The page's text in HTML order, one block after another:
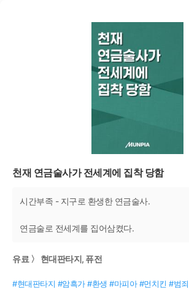
천재 연금술사가 전세계에 집착 당함
시간부족 - 지구로 환생한 연금술사.
연금술로 전세계를 집어삼켰다.
유료 〉 현대판타지, 퓨전
#현대판타지 #암흑가 #환생 #마피아 #먼치킨 #범